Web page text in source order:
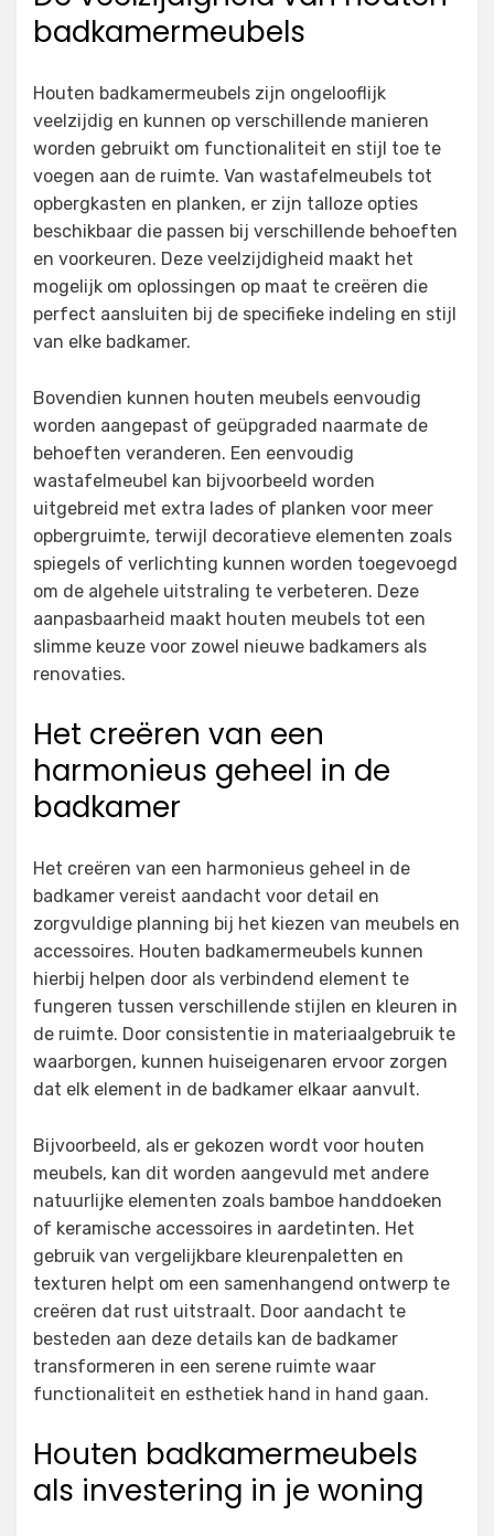
badkamermeubels
Houten badkamermeubels zijn ongelooflijk
veelzijdig en kunnen op verschillende manieren
worden gebruikt om functionaliteit en stijl toe te
voegen aan de ruimte. Van wastafelmeubels tot
opbergkasten en planken, er zijn talloze opties
beschikbaar die passen bij verschillende behoeften
en voorkeuren. Deze veelzijdigheid maakt het
mogelijk om oplossingen op maat te creëren die
perfect aansluiten bij de specifieke indeling en stijl
van elke badkamer.
Bovendien kunnen houten meubels eenvoudig
worden aangepast of geüpgraded naarmate de
behoeften veranderen. Een eenvoudig
wastafelmeubel kan bijvoorbeeld worden
uitgebreid met extra lades of planken voor meer
opbergruimte, terwijl decoratieve elementen zoals
spiegels of verlichting kunnen worden toegevoegd
om de algehele uitstraling te verbeteren. Deze
aanpasbaarheid maakt houten meubels tot een
slimme keuze voor zowel nieuwe badkamers als
renovaties.
Het creëren van een
harmonieus geheel in de
badkamer
Het creëren van een harmonieus geheel in de
badkamer vereist aandacht voor detail en
zorgvuldige planning bij het kiezen van meubels en
accessoires. Houten badkamermeubels kunnen
hierbij helpen door als verbindend element te
fungeren tussen verschillende stijlen en kleuren in
de ruimte. Door consistentie in materiaalgebruik te
waarborgen, kunnen huiseigenaren ervoor zorgen
dat elk element in de badkamer elkaar aanvult.
Bijvoorbeeld, als er gekozen wordt voor houten
meubels, kan dit worden aangevuld met andere
natuurlijke elementen zoals bamboe handdoeken
of keramische accessoires in aardetinten. Het
gebruik van vergelijkbare kleurenpaletten en
texturen helpt om een samenhangend ontwerp te
creëren dat rust uitstraalt. Door aandacht te
besteden aan deze details kan de badkamer
transformeren in een serene ruimte waar
functionaliteit en esthetiek hand in hand gaan.
Houten badkamermeubels
als investering in je woning